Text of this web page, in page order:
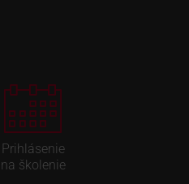
Prihlásenie
na školenie